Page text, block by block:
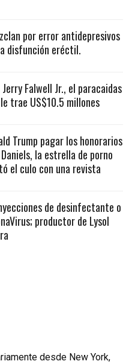
por error antidepresivos
disfunción eréctil.
Falwell Jr., el paracaidas
trae US$10.5 millones
Trump pagar los honorarios
la estrella de porno
el culo con una revista
de desinfectante o
productor de Lysol
desde New York,